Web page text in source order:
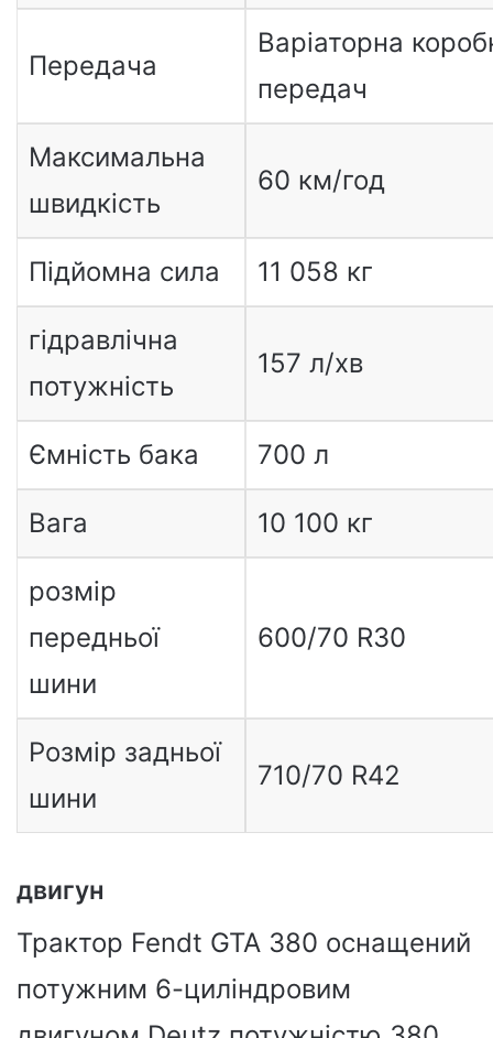
Передача
Варіаторна
передач
Максимальна
швидкість
60 км/год
Підйомна сила 11 058 кг
гідравлічна
потужність
157 л/хв
Ємність бака 700 л
Вага 10 100 кг
розмір
передньої
шини
600/70 R30
Розмір задньої
шини
710/70 R42
двигун
Трактор Fendt GTA 380 оснащений
потужним 6-циліндровим